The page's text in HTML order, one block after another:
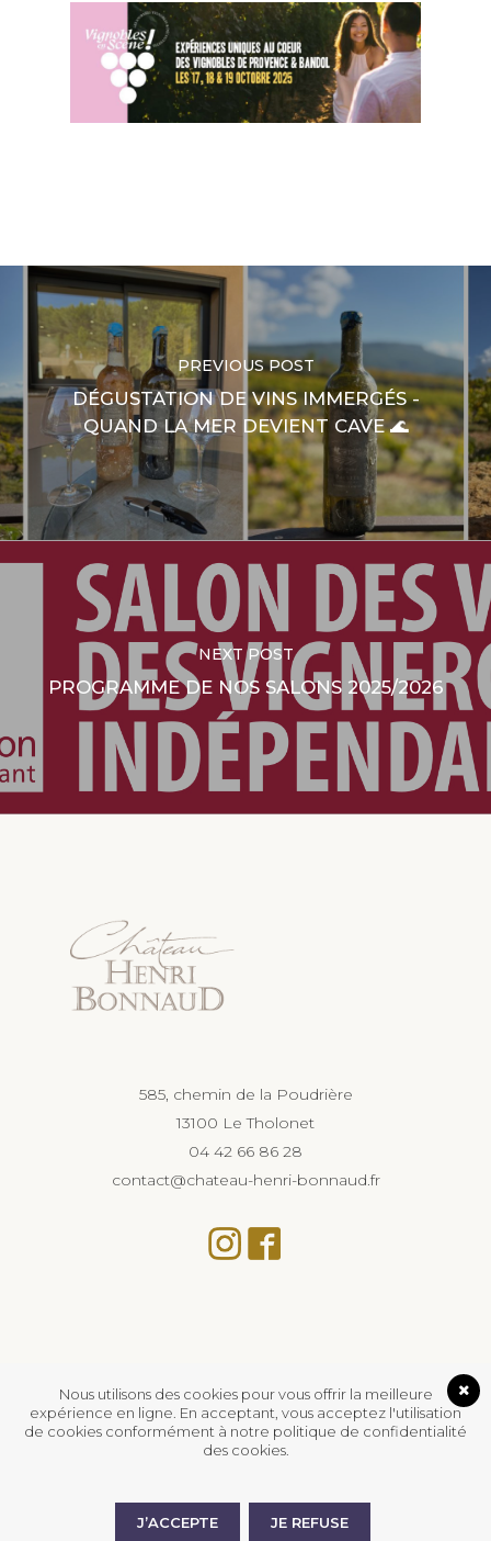
PREVIOUS POST
DÉGUSTATION DE VINS IMMERGÉS -
QUAND LA MER DEVIENT CAVE 🌊
NEXT POST
PROGRAMME DE NOS SALONS 2025/2026
585, chemin de la Poudrière
13100 Le Tholonet
04 42 66 86 28
contact@chateau-henri-bonnaud.fr
L’abus d’alcool est dangereux pour la santé, à
© 2026 Chateau Henri Bonnaud.Centre de
confidentialité
Nous utilisons des cookies pour vous offrir la meilleure
expérience en ligne. En acceptant, vous acceptez l'utilisation
de cookies conformément à notre politique de confidentialité
des cookies.
J’ACCEPTE JE REFUSE